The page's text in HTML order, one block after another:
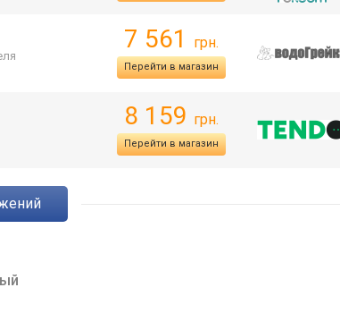
7 561 грн.
Перейти в магазин
8 159 грн.
Перейти в магазин